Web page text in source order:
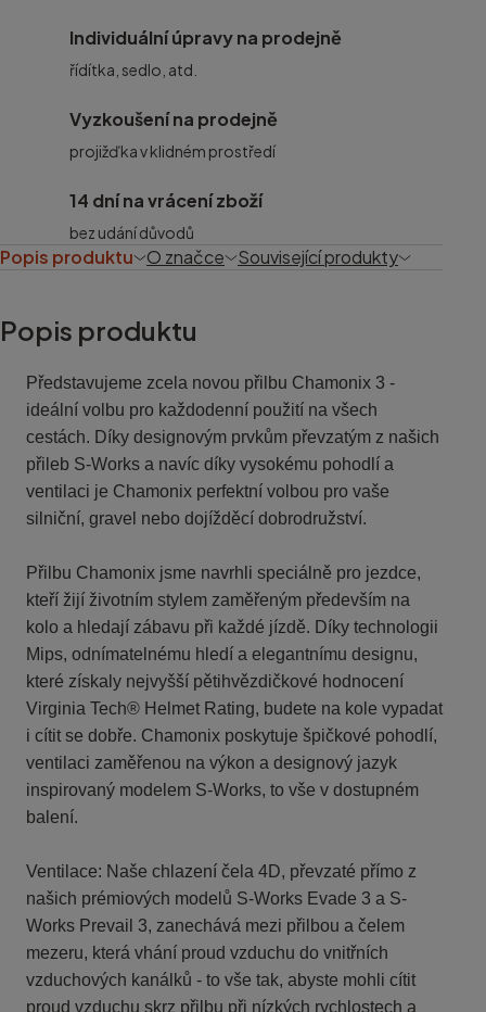
Individuální úpravy na prodejně
řídítka, sedlo, atd.
Vyzkoušení na prodejně
projižďka v klidném prostředí
14 dní na vrácení zboží
bez udání důvodů
Popis produktu O značce Související produkty
Popis produktu
Představujeme zcela novou přilbu Chamonix 3 -
ideální volbu pro každodenní použití na všech
cestách. Díky designovým prvkům převzatým z našich
přileb S-Works a navíc díky vysokému pohodlí a
ventilaci je Chamonix perfektní volbou pro vaše
silniční, gravel nebo dojížděcí dobrodružství.
Přilbu Chamonix jsme navrhli speciálně pro jezdce,
kteří žijí životním stylem zaměřeným především na
kolo a hledají zábavu při každé jízdě. Díky technologii
Mips, odnímatelnému hledí a elegantnímu designu,
které získaly nejvyšší pětihvězdičkové hodnocení
Virginia Tech® Helmet Rating, budete na kole vypadat
i cítit se dobře. Chamonix poskytuje špičkové pohodlí,
ventilaci zaměřenou na výkon a designový jazyk
inspirovaný modelem S-Works, to vše v dostupném
balení.
Ventilace: Naše chlazení čela 4D, převzaté přímo z
našich prémiových modelů S-Works Evade 3 a S-
Works Prevail 3, zanechává mezi přilbou a čelem
mezeru, která vhání proud vzduchu do vnitřních
vzduchových kanálků - to vše tak, abyste mohli cítit
proud vzduchu skrz přilbu při nízkých rychlostech a